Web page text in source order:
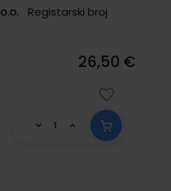
Registarski broj
26,50 €